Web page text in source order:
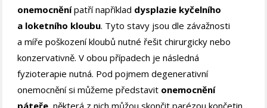
onemocněnípatří například dysplazie kyčelního
a loketního kloubu. Tyto stavy jsou dle závažnosti
a míře poškození kloubů nutné řešit chirurgicky nebo
konzervativně. V obou případech je následná
fyzioterapie nutná. Pod pojmem degenerativní
onemocnění si můžeme představit onemocnění
páteře , některá z nich můžou skončit parézou končetin